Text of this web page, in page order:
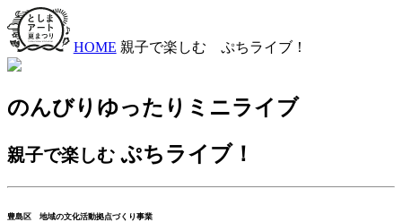
HOME 親子で楽しむ ぷちライブ！
のんびりゆったりミニライブ
親子で楽しむ ぷちライブ！
豊島区 地域の文化活動拠点づくり事業